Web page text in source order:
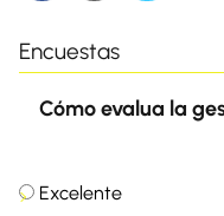
Encuestas
Cómo evalua la
Excelente